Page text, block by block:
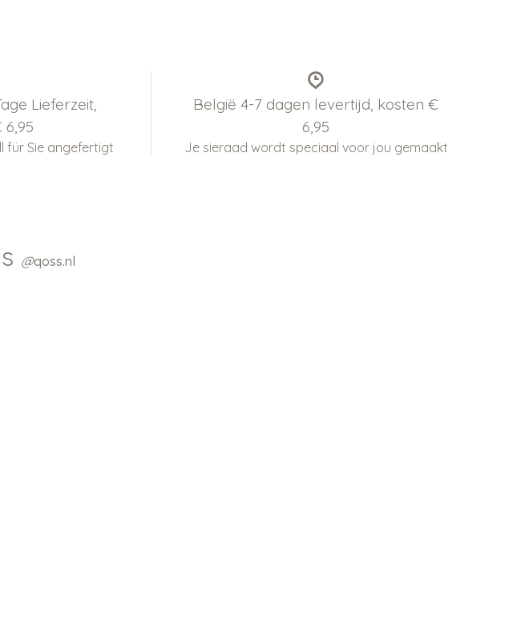
Lieferzeit,
6,95
für Sie angefertigt
België 4-7 dagen levertijd, kosten €
6,95
Je sieraad wordt speciaal voor jou gemaakt
@qoss.nl